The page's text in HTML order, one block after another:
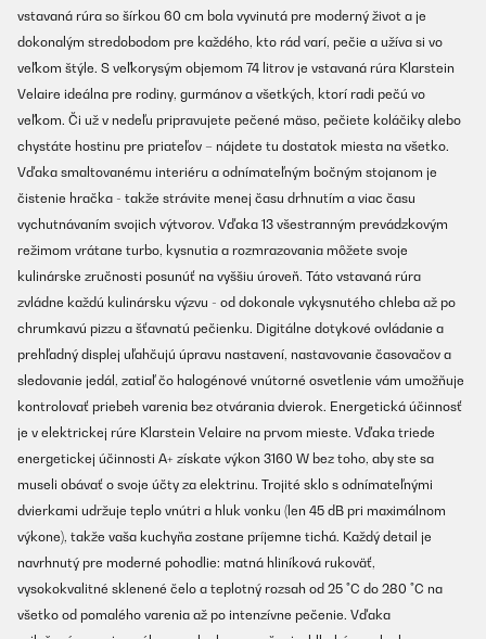
vstavaná rúra so šírkou 60 cm bola vyvinutá pre moderný život a je
dokonalým stredobodom pre každého, kto rád varí, pečie a užíva si vo
veľkom štýle. S veľkorysým objemom 74 litrov je vstavaná rúra Klarstein
Velaire ideálna pre rodiny, gurmánov a všetkých, ktorí radi pečú vo
veľkom. Či už v nedeľu pripravujete pečené mäso, pečiete koláčiky alebo
chystáte hostinu pre priateľov – nájdete tu dostatok miesta na všetko.
Vďaka smaltovanému interiéru a odnímateľným bočným stojanom je
čistenie hračka - takže strávite menej času drhnutím a viac času
vychutnávaním svojich výtvorov. Vďaka 13 všestranným prevádzkovým
režimom vrátane turbo, kysnutia a rozmrazovania môžete svoje
kulinárske zručnosti posunúť na vyššiu úroveň. Táto vstavaná rúra
zvládne každú kulinársku výzvu - od dokonale vykysnutého chleba až po
chrumkavú pizzu a šťavnatú pečienku. Digitálne dotykové ovládanie a
prehľadný displej uľahčujú úpravu nastavení, nastavovanie časovačov a
sledovanie jedál, zatiaľ čo halogénové vnútorné osvetlenie vám umožňuje
kontrolovať priebeh varenia bez otvárania dvierok. Energetická účinnosť
je v elektrickej rúre Klarstein Velaire na prvom mieste. Vďaka triede
energetickej účinnosti A+ získate výkon 3160 W bez toho, aby ste sa
museli obávať o svoje účty za elektrinu. Trojité sklo s odnímateľnými
dvierkami udržuje teplo vnútri a hluk vonku (len 45 dB pri maximálnom
výkone), takže vaša kuchyňa zostane príjemne tichá. Každý detail je
navrhnutý pre moderné pohodlie: matná hliníková rukoväť,
vysokokvalitné sklenené čelo a teplotný rozsah od 25 °C do 280 °C na
všetko od pomalého varenia až po intenzívne pečenie. Vďaka